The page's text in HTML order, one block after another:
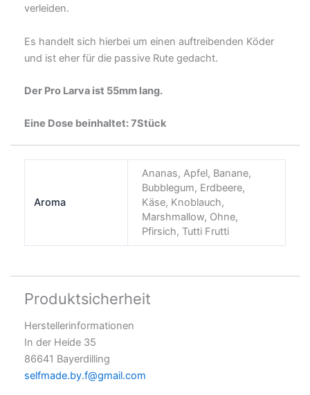
verleiden.
Es handelt sich hierbei um einen auftreibenden Köder
und ist eher für die passive Rute gedacht.
Der Pro Larva ist 55mm lang.
Eine Dose beinhaltet: 7Stück
Aroma
Ananas, Apfel, Banane,
Bubblegum, Erdbeere,
Käse, Knoblauch,
Marshmallow, Ohne,
Pfirsich, Tutti Frutti
Produktsicherheit
Herstellerinformationen
In der Heide 35
86641 Bayerdilling
selfmade.by.f@gmail.com